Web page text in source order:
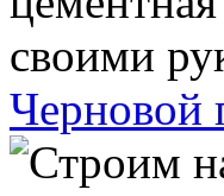
Черновой